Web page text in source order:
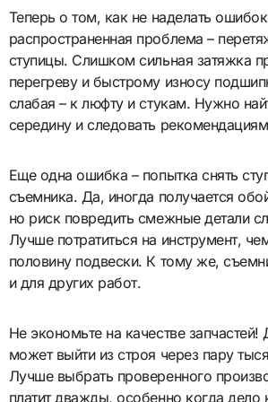
Теперь о том, как не наделать
распространенная проблема –
ступицы. Слишком сильная затяжка
перегреву и быстрому износу
слабая – к люфту и стукам. Нужно
середину и следовать
Еще одна ошибка – попытка снять
съемника. Да, иногда получается
но риск повредить смежные детали
Лучше потратиться на инструмент,
половину подвески. К тому же,
и для других работ.
Не экономьте на качестве
может выйти из строя через пару
Лучше выбрать проверенного
платит дважды, особенно когда дело